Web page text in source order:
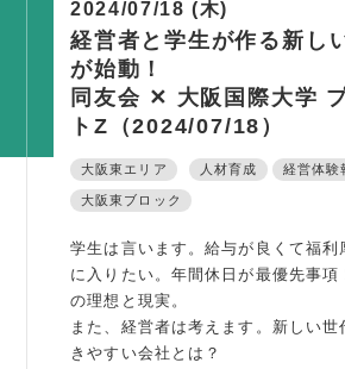
2024/07/18 (木)
経営者と学生が作る新し
が始動！
同友会 ✕ 大阪国際大学
トZ（2024/07/18）
大阪東エリア 人材育成 経営体験
大阪東ブロック
学生は言います。給与が良くて福利
に入りたい。年間休日が最優先事項
の理想と現実。
また、経営者は考えます。新しい世
きやすい会社とは？